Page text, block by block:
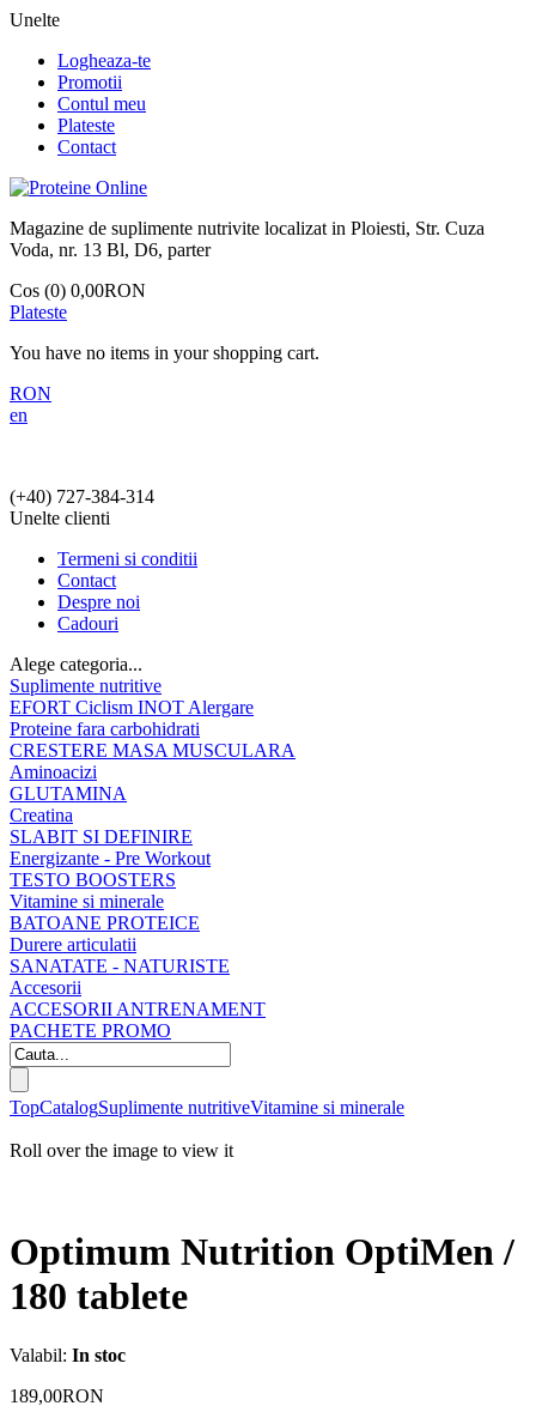
Unelte
Logheaza-te
Promotii
Contul meu
Plateste
Contact
Magazine de suplimente nutrivite localizat in Ploiesti, Str. Cuza
Voda, nr. 13 Bl, D6, parter
Cos (0) 0,00RON
Plateste
You have no items in your shopping cart.
RON
en
(+40) 727-384-314
Unelte clienti
Termeni si conditii
Contact
Despre noi
Cadouri
Alege categoria...
Suplimente nutritive
EFORT Ciclism INOT Alergare
Proteine fara carbohidrati
CRESTERE MASA MUSCULARA
Aminoacizi
GLUTAMINA
Creatina
SLABIT SI DEFINIRE
Energizante - Pre Workout
TESTO BOOSTERS
Vitamine si minerale
BATOANE PROTEICE
Durere articulatii
SANATATE - NATURISTE
Accesorii
ACCESORII ANTRENAMENT
PACHETE PROMO
TopCatalogSuplimente nutritiveVitamine si minerale
Roll over the image to view it
Optimum Nutrition OptiMen /
180 tablete
Valabil: In stoc
189,00RON